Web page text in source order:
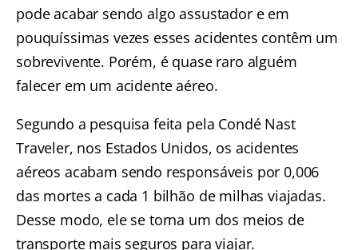
pode acabar sendo algo assustador e em
pouquíssimas vezes esses acidentes contêm um
sobrevivente. Porém, é quase raro alguém
falecer em um acidente aéreo.
Segundo a pesquisa feita pela Condé Nast
Traveler, nos Estados Unidos, os acidentes
aéreos acabam sendo responsáveis por 0,006
das mortes a cada 1 bilhão de milhas viajadas.
Desse modo, ele se torna um dos meios de
transporte mais seguros para viajar.